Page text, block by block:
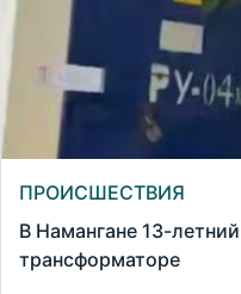
ПРОИСШЕСТВИЯ
В Намангане 13-
трансформаторе